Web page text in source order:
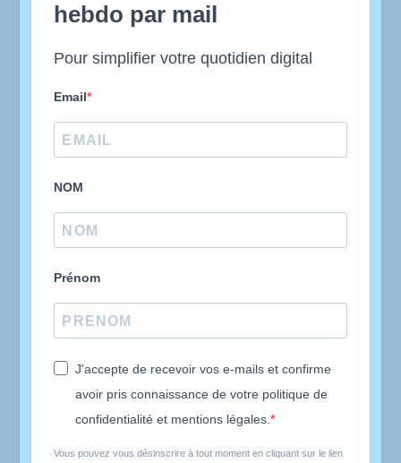
hebdo par mail
Pour simplifier votre quotidien digital
Email
NOM
Prénom
J'accepte de recevoir vos e-mails et confirme
avoir pris connaissance de votre politique de
confidentialité et mentions légales.
Vous pouvez vous désinscrire à tout moment en cliquant sur le lien